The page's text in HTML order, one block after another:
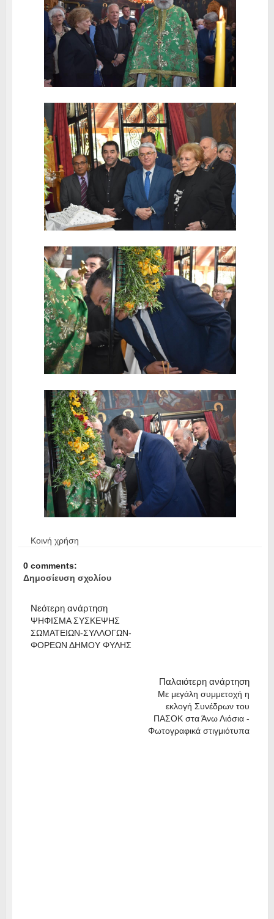
Κοινή χρήση
0 comments:
Δημοσίευση σχολίου
Νεότερη ανάρτηση
ΨΗΦΙΣΜΑ ΣΥΣΚΕΨΗΣ
ΣΩΜΑΤΕΙΩΝ-ΣΥΛΛΟΓΩΝ-
ΦΟΡΕΩΝ ΔΗΜΟΥ ΦΥΛΗΣ
Παλαιότερη ανάρτηση
Με μεγάλη συμμετοχή η
εκλογή Συνέδρων του
ΠΑΣΟΚ στα Άνω Λιόσια -
Φωτογραφικά στιγμιότυπα